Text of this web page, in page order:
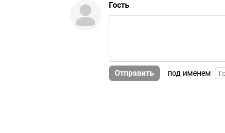
Гость
Отправить под именем